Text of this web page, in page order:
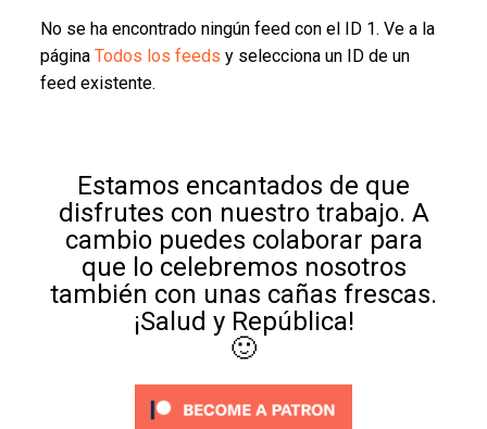
No se ha encontrado ningún feed con el ID 1. Ve a la
página Todos los feeds y selecciona un ID de un
feed existente.
Estamos encantados de que
disfrutes con nuestro trabajo. A
cambio puedes colaborar para
que lo celebremos nosotros
también con unas cañas frescas.
¡Salud y República!
🙂